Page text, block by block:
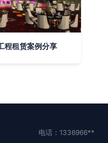
程租赁案例分享
电话：1336966**